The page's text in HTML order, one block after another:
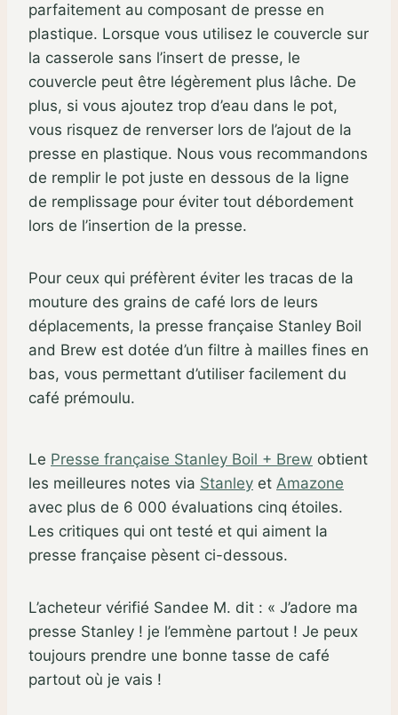
parfaitement au composant de presse en
plastique. Lorsque vous utilisez le couvercle sur
la casserole sans l’insert de presse, le
couvercle peut être légèrement plus lâche. De
plus, si vous ajoutez trop d’eau dans le pot,
vous risquez de renverser lors de l’ajout de la
presse en plastique. Nous vous recommandons
de remplir le pot juste en dessous de la ligne
de remplissage pour éviter tout débordement
lors de l’insertion de la presse.
Pour ceux qui préfèrent éviter les tracas de la
mouture des grains de café lors de leurs
déplacements, la presse française Stanley Boil
and Brew est dotée d’un filtre à mailles fines en
bas, vous permettant d’utiliser facilement du
café prémoulu.
Le Presse française Stanley Boil + Brew obtient
les meilleures notes via Stanley et Amazone
avec plus de 6 000 évaluations cinq étoiles.
Les critiques qui ont testé et qui aiment la
presse française pèsent ci-dessous.
L’acheteur vérifié Sandee M. dit : « J’adore ma
presse Stanley ! je l’emmène partout ! Je peux
toujours prendre une bonne tasse de café
partout où je vais !